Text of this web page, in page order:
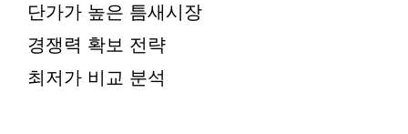
단가가 높은 틈새시장
경쟁력 확보 전략
최저가 비교 분석